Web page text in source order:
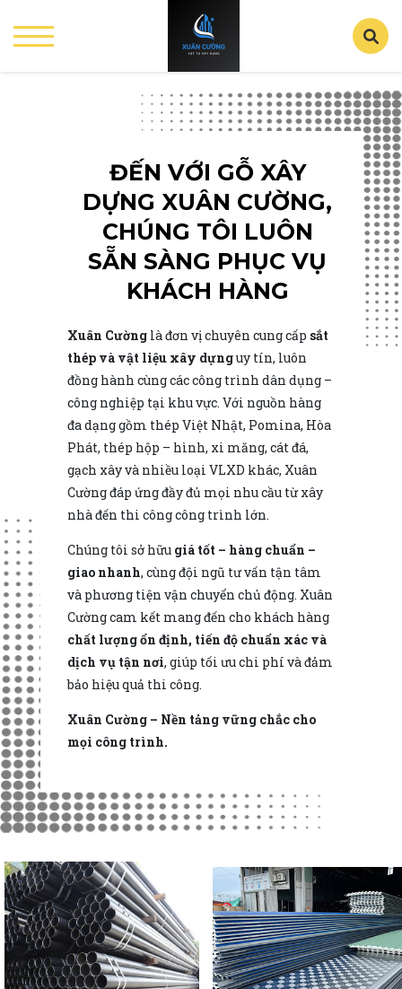
ĐẾN VỚI GỖ XÂY
DỰNG XUÂN CƯỜNG,
CHÚNG TÔI LUÔN
SẴN SÀNG PHỤC VỤ
KHÁCH HÀNG
Xuân Cường là đơn vị chuyên cung cấp sắt
thép và vật liệu xây dựnguy tín, luôn
đồng hành cùng các công trình dân dụng –
công nghiệp tại khu vực. Với nguồn hàng
đa dạng gồm thép Việt Nhật, Pomina, Hòa
Phát, thép hộp – hình, xi măng, cát đá,
gạch xây và nhiều loại VLXD khác, Xuân
Cường đáp ứng đầy đủ mọi nhu cầu từ xây
nhà đến thi công công trình lớn.
Chúng tôi sở hữu giá tốt – hàng chuẩn –
giao nhanh, cùng đội ngũ tư vấn tận tâm
và phương tiện vận chuyển chủ động. Xuân
Cường cam kết mang đến cho khách hàng
chất lượng ổn định, tiến độ chuẩn xác và
dịch vụ tận nơi, giúp tối ưu chi phí và đảm
bảo hiệu quả thi công.
Xuân Cường – Nền tảng vững chắc cho
mọi công trình.